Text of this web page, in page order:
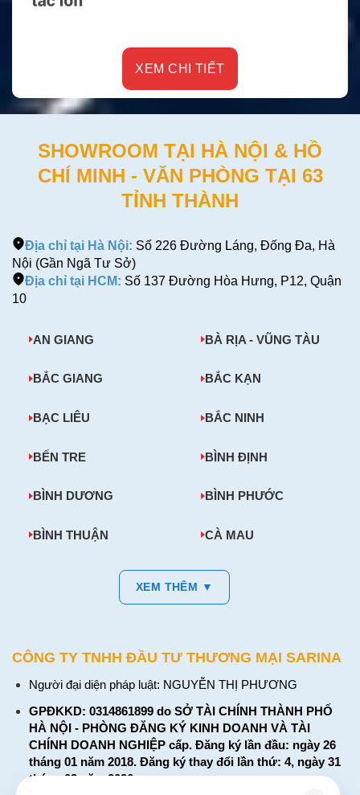
XEM CHI TIẾT
SHOWROOM TẠI HÀ NỘI & HỒ
CHÍ MINH - VĂN PHÒNG TẠI 63
TỈNH THÀNH
Địa chỉ tại Hà Nội: Số 226 Đường Láng, Đống Đa, Hà
Nội (Gần Ngã Tư Sở)
Địa chỉ tại HCM: Số 137 Đường Hòa Hưng, P12, Quận
10
AN GIANG BÀ RỊA - VŨNG TÀU
BẮC GIANG BẮC KẠN
BẠC LIÊU BẮC NINH
BẾN TRE BÌNH ĐỊNH
BÌNH DƯƠNG BÌNH PHƯỚC
BÌNH THUẬN CÀ MAU
XEM THÊM ▼
CÔNG TY TNHH ĐẦU TƯ THƯƠNG MẠI SARINA
Người đại diện pháp luật: NGUYỄN THỊ PHƯƠNG
GPĐKKD: 0314861899 do SỞ TÀI CHÍNH THÀNH PHỐ
HÀ NỘI - PHÒNG ĐĂNG KÝ KINH DOANH VÀ TÀI
CHÍNH DOANH NGHIỆP cấp. Đăng ký lần đầu: ngày 26
tháng 01 năm 2018. Đăng ký thay đổi lần thứ: 4, ngày 31
tháng 03 năm 2026